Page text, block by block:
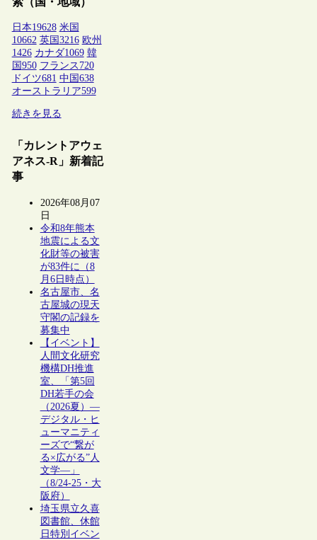
日本19628 米国
10662 英国 3216 欧州
1426 カナダ1069 韓
国 950 フランス 720
ドイツ681 中国 638
オーストラリア599
続きを見る
「カレントアウェ
アネス-R」新着記
事
2026年08月07
日
令和8年熊本
地震による文
化財等の被害
が83件に（8
月6日時点）
名古屋市、名
古屋城の現天
守閣の記録を
募集中
【イベント】
人間文化研究
機構DH推進
室、「第5回
DH若手の会
（2026夏）―
デジタル・ヒ
ューマニティ
ーズで“繋が
る×広がる”人
文学―」
（8/24-25・大
阪府）
埼玉県立久喜
図書館、休館
日特別イベン